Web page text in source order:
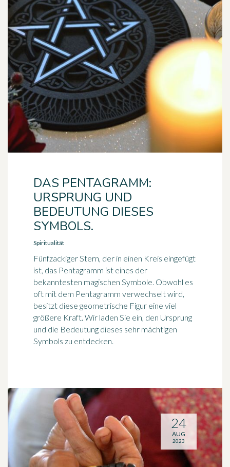
DAS PENTAGRAMM:
URSPRUNG UND
BEDEUTUNG DIESES
SYMBOLS.
Spiritualität
Fünfzackiger Stern, der in einen Kreis eingefügt
ist, das Pentagramm ist eines der
bekanntesten magischen Symbole. Obwohl es
oft mit dem Pentagramm verwechselt wird,
besitzt diese geometrische Figur eine viel
größere Kraft. Wir laden Sie ein, den Ursprung
und die Bedeutung dieses sehr mächtigen
Symbols zu entdecken.
24
AUG
2023